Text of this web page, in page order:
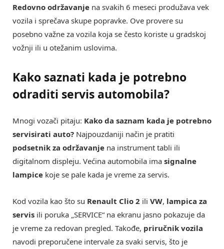
Redovno održavanje na svakih 6 meseci produžava vek
vozila i sprečava skupe popravke. Ove provere su
posebno važne za vozila koja se često koriste u gradskoj
vožnji ili u otežanim uslovima.
Kako saznati kada je potrebno
odraditi servis automobila?
Mnogi vozači pitaju: Kako da saznam kada je potrebno
servisirati auto? Najpouzdaniji način je pratiti
podsetnik za održavanje na instrument tabli ili
digitalnom displeju. Većina automobila ima signalne
lampice koje se pale kada je vreme za servis.
Kod vozila kao što su Renault Clio 2 ili VW, lampica za
servis ili poruka „SERVICE“ na ekranu jasno pokazuje da
je vreme za redovan pregled. Takođe, priručnik vozila
navodi preporučene intervale za svaki servis, što je